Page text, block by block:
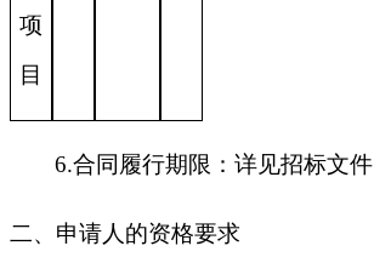
项
目
6.合同履行期限：详见招标文件
二、申请人的资格要求